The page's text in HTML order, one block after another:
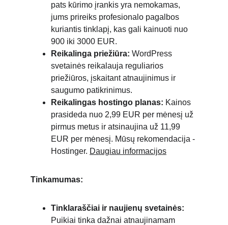
pats kūrimo įrankis yra nemokamas,
jums prireiks profesionalo pagalbos
kuriantis tinklapį, kas gali kainuoti nuo
900 iki 3000 EUR.
Reikalinga priežiūra: WordPress
svetainės reikalauja reguliarios
priežiūros, įskaitant atnaujinimus ir
saugumo patikrinimus.
Reikalingas hostingo planas: Kainos
prasideda nuo 2,99 EUR per mėnesį už
pirmus metus ir atsinaujina už 11,99
EUR per mėnesį. Mūsų rekomendacija -
Hostinger. Daugiau informacijos
Tinkamumas:
Tinklaraščiai ir naujienų svetainės:
Puikiai tinka dažnai atnaujinamam